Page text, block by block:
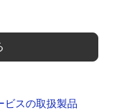
ビスの取扱製品